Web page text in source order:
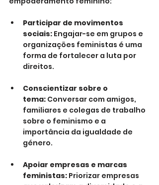
Participar de movimentos
sociais: Engajar-se em grupos e
organizações feministas é uma
forma de fortalecer a luta por
direitos.
Conscientizar sobre o
tema: Conversar com amigos,
familiares e colegas de trabalho
sobre o feminismo e a
importância da igualdade de
género.
Apoiar empresas e marcas
feministas: Priorizar empresas